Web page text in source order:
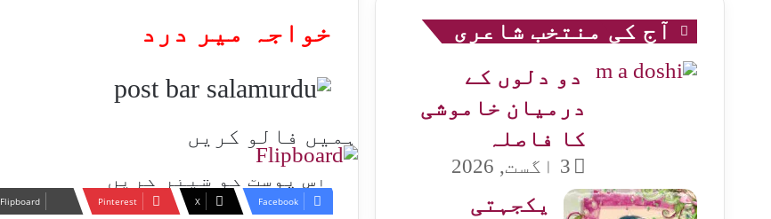
خواجہ میر درد
ہمیں فالو کریں
اس پوسٹ کو شیئر کریں
Facebook
X
Pinterest
Flipboard
آج کی منتخب شاعری
دو دلوں کے
درمیان خاموشی
کا فاصلہ
3 اگست, 2026
یکجہتی